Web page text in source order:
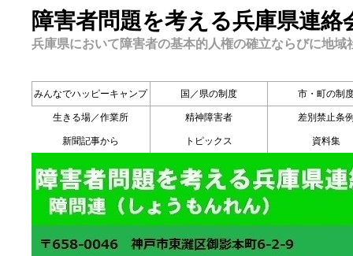
障害者問題を考える兵庫県連
兵庫県において障害者の基本的人権の確立ならびに地
みんなでハッピーキャンプ 国／県の制度 市・町の制
生きる場／作業所 精神障害者 差別禁止条
新聞記事から トピックス 資料集